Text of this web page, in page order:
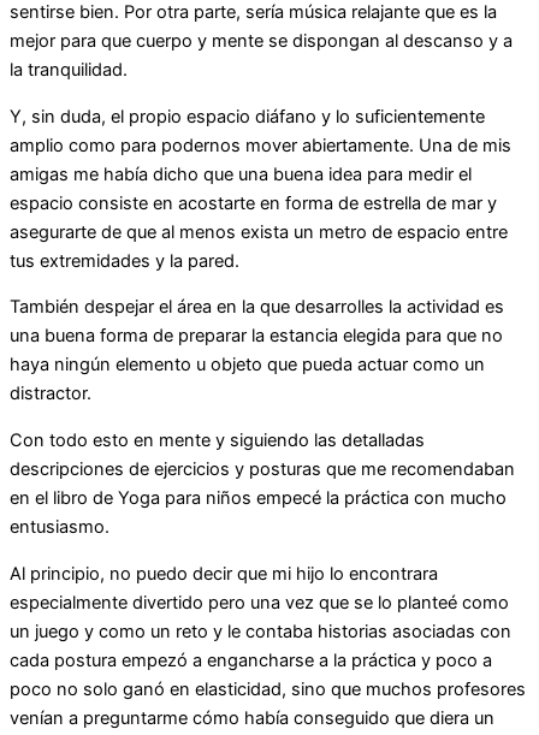
sentirse bien. Por otra parte, sería música relajante que es la
mejor para que cuerpo y mente se dispongan al descanso y a
la tranquilidad.
Y, sin duda, el propio espacio diáfano y lo suficientemente
amplio como para podernos mover abiertamente. Una de mis
amigas me había dicho que una buena idea para medir el
espacio consiste en acostarte en forma de estrella de mar y
asegurarte de que al menos exista un metro de espacio entre
tus extremidades y la pared.
También despejar el área en la que desarrolles la actividad es
una buena forma de preparar la estancia elegida para que no
haya ningún elemento u objeto que pueda actuar como un
distractor.
Con todo esto en mente y siguiendo las detalladas
descripciones de ejercicios y posturas que me recomendaban
en el libro de Yoga para niños empecé la práctica con mucho
entusiasmo.
Al principio, no puedo decir que mi hijo lo encontrara
especialmente divertido pero una vez que se lo planteé como
un juego y como un reto y le contaba historias asociadas con
cada postura empezó a engancharse a la práctica y poco a
poco no solo ganó en elasticidad, sino que muchos profesores
venían a preguntarme cómo había conseguido que diera un